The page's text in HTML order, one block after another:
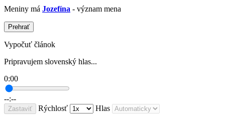
Meniny má Jozefína - význam mena
Prehrať
Vypočuť článok
Pripravujem slovenský hlas...
0:00
--:--
Zastaviť Rýchlosť Hlas